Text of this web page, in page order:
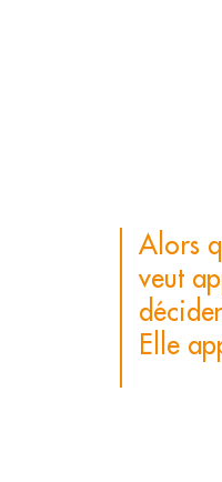
Alors
veut
Elle